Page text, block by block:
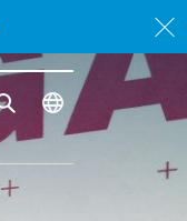
Recherche bascule
Rrecherche
Lancer
Toggle